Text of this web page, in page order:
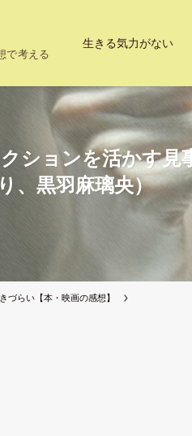
で考える
生きる気力がない
ションを活かす
、黒羽麻璃央）
づらい【本・映画の感想】